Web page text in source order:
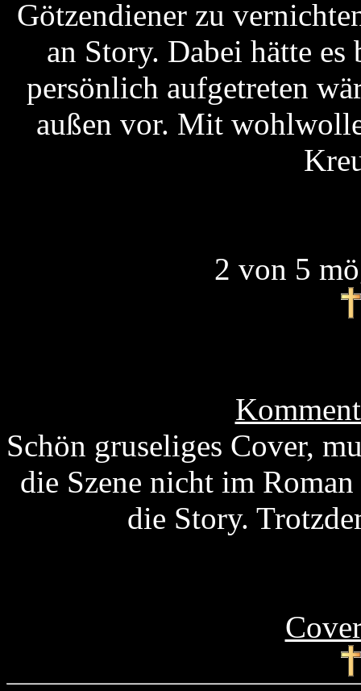
Götzendiener zu
an Story. Dabei hätte
persönlich aufgetreten
außen vor. Mit
2 von 5
Schön gruseliges Cover,
die Szene nicht im
die Story.